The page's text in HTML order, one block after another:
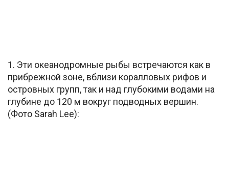
1. Эти океанодромные рыбы встречаются как в
прибрежной зоне, вблизи коралловых рифов и
островных групп, так и над глубокими водами на
глубине до 120 м вокруг подводных вершин.
(Фото Sarah Lee):